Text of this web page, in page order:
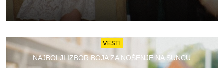
VESTI
NAJBOLJI IZBOR BOJA ZA NOŠENJE NA SUNCU